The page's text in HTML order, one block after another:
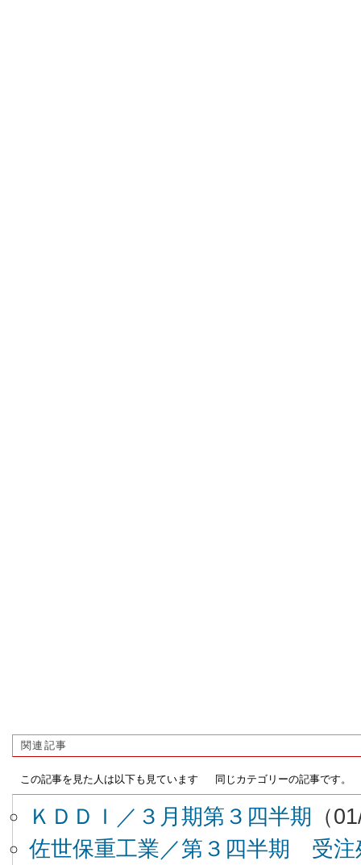
関連記事
この記事を見た人は以下も見ています 同じカテゴリーの記事です。
ＫＤＤＩ／３月期第３四半期
（
佐世保重工業／第３四半期 受注